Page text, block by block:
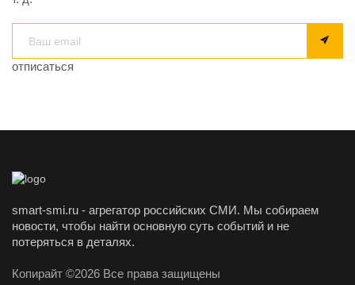
отписаться
smart-smi.ru - агрегатор российских СМИ. Мы собираем
новости, чтобы найти основную суть событий и не
потеряться в деталях.
Копирайт ©2026 Все права защищены